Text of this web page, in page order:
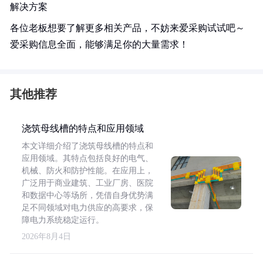
解决方案
各位老板想要了解更多相关产品，不妨来爱采购试试吧～
爱采购信息全面，能够满足你的大量需求！
其他推荐
浇筑母线槽的特点和应用领域
本文详细介绍了浇筑母线槽的特点和
应用领域。其特点包括良好的电气、
机械、防火和防护性能。在应用上，
广泛用于商业建筑、工业厂房、医院
和数据中心等场所，凭借自身优势满
足不同领域对电力供应的高要求，保
障电力系统稳定运行。
2026年8月4日